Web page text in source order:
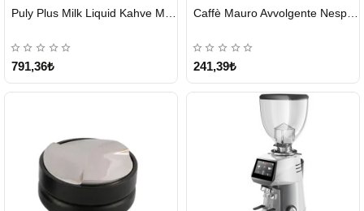
GÖNDERİ
791,36₺
GÖNDERİ
Caffè Mauro Avvolgente Nespresso Kapsül
241,39₺